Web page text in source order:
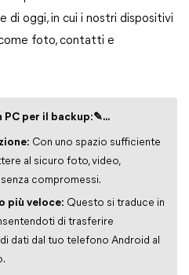
di oggi, in cui i nostri dispositivi
foto, contatti e
per il backup:✎...
Con uno spazio sufficiente
al sicuro foto, video,
compromessi.
più veloce: Questo si traduce in
di trasferire
dati dal tuo telefono Android al